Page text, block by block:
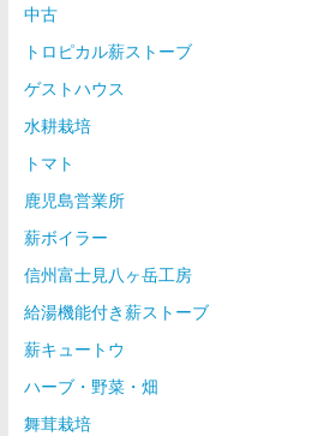
中古
トロピカル薪ストーブ
ゲストハウス
水耕栽培
トマト
鹿児島営業所
薪ボイラー
信州富士見八ヶ岳工房
給湯機能付き薪ストーブ
薪キュートウ
ハーブ・野菜・畑
舞茸栽培